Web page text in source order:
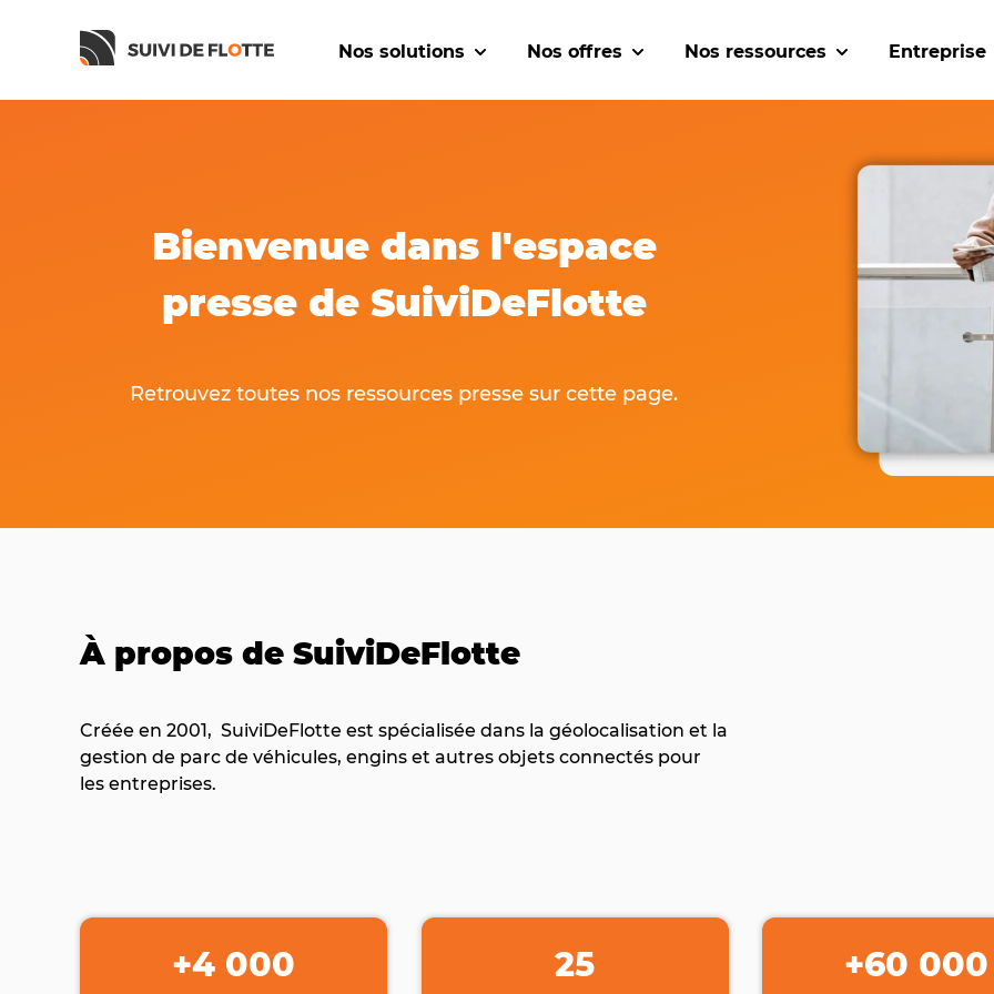
Nos solutions
Show submenu for Nos solutions
Nos offres
Show submenu for Nos offres
Nos ressources
Show submenu
Entreprise
Bienvenue dans l'espace
presse de SuiviDeFlotte
Retrouvez toutes nos ressources presse sur cette page.
À propos de SuiviDeFlotte
Créée en 2001, SuiviDeFlotte est spécialisée dans la géolocalisation et la
gestion de parc de véhicules, engins et autres objets connectés pour
les entreprises.
+4 000 25 +60 000